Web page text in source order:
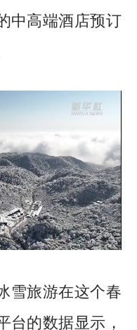
中高端酒店预订
旅游在这个春
台的数据显示，